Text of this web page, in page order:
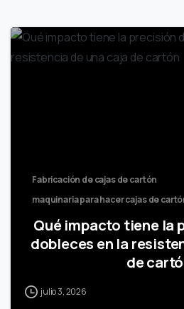
Fabricación de cajas de cartón
maquinaria para hacer cajas de
Qué impacto tiene la
dobleces en la
de
julio 3, 2026